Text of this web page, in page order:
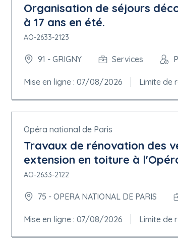
Organisation de séjours
à 17 ans en été.
AO-2633-2123
91 - GRIGNY Services
Mise en ligne : 07/08/2026 Limite de
Opéra national de Paris
Travaux de rénovation des
extension en toiture à
AO-2633-2122
75 - OPERA NATIONAL DE PARIS
Mise en ligne : 07/08/2026 Limite de